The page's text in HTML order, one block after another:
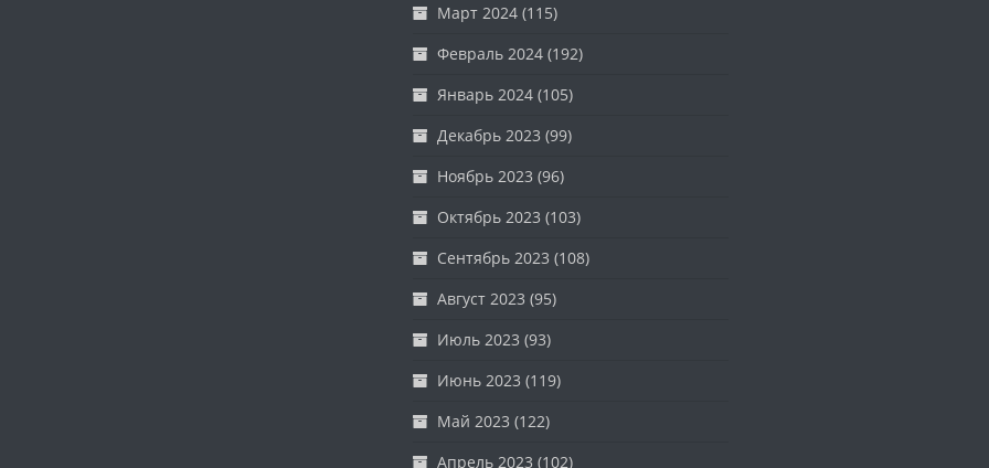
Март 2024(115)
Февраль 2024(192)
Январь 2024(105)
Декабрь 2023 (99)
Ноябрь 2023 (96)
Октябрь 2023 (103)
Сентябрь 2023 (108)
Август 2023 (95)
Июль 2023 (93)
Июнь 2023 (119)
Май 2023 (122)
Апрель 2023 (102)